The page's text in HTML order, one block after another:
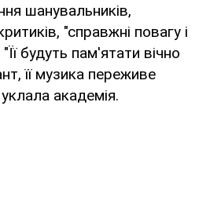
шанувальників,
"справжні повагу і
будуть пам'ятати вічно
її музика переживе
академія.